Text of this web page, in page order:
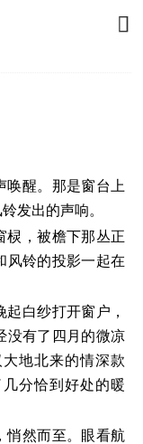

唤醒。那是窗台上
发出的声响。
棂，被檐下那丛正
风铃的投影一起在
白纱打开窗户，
没有了四月的微凉
地北来的情深款
分恰到好处的暖
悄然而至。眼看航